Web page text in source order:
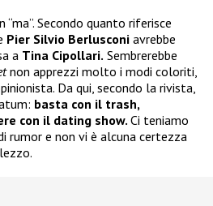
“ma”. Secondo quanto riferisce
Pier Silvio Berlusconi avrebbe
a Tina Cipollari. Sembrerebbe
non apprezzi molto i modi coloriti,
Da qui, secondo la rivista,
basta con il trash,
con il dating show. Ci teniamo
rumor e non vi è alcuna certezza